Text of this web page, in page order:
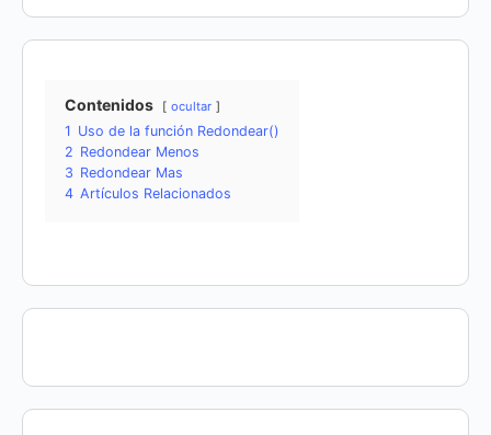
Contenidos ocultar
1 Uso de la función Redondear()
2 Redondear Menos
3 Redondear Mas
4 Artículos Relacionados